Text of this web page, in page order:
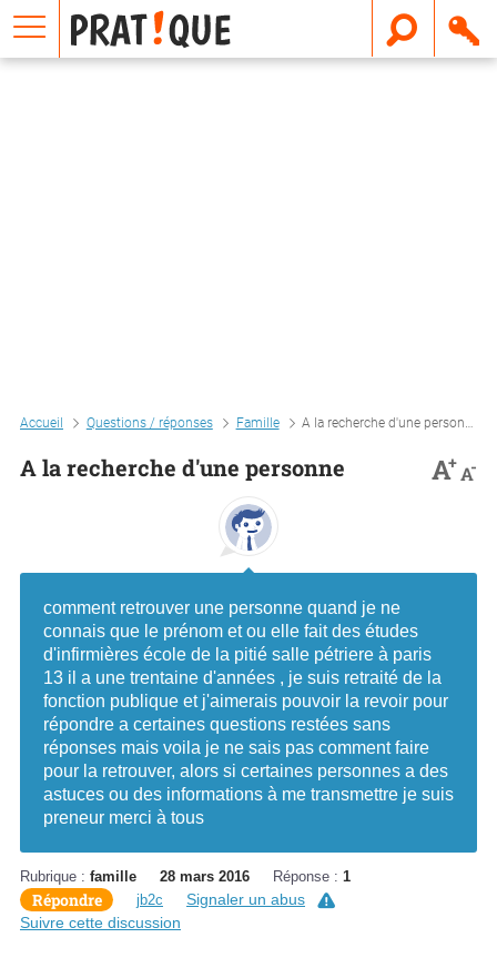
Accueil Questions / réponses Famille A la recherche d'une personne
A la recherche d'une personne A+A-
comment retrouver une personne quand je ne
connais que le prénom et ou elle fait des études
d'infirmières école de la pitié salle pétriere à paris
13 il a une trentaine d'années , je suis retraité de la
fonction publique et j'aimerais pouvoir la revoir pour
répondre a certaines questions restées sans
réponses mais voila je ne sais pas comment faire
pour la retrouver, alors si certaines personnes a des
astuces ou des informations à me transmettre je suis
preneur merci à tous
Rubrique : famille 28 mars 2016 Réponse : 1
Répondre jb2c
Signaler un abus
Suivre cette discussion
E
m
a